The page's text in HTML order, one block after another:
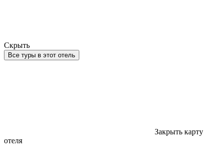
Скрыть
Все туры в этот отель
Закрыть карту
отеля